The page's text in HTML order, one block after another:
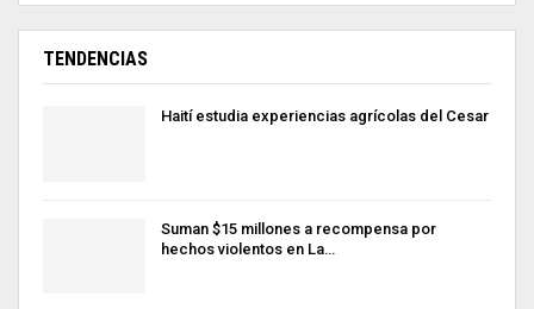
TENDENCIAS
Haití estudia experiencias agrícolas del Cesar
Suman $15 millones a recompensa por
hechos violentos en La…